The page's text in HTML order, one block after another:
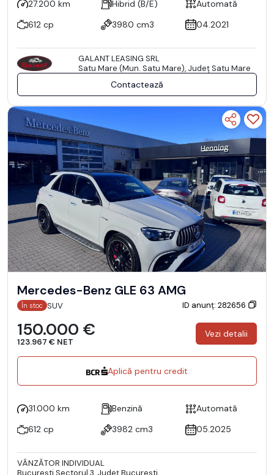
27.200 km Hibrid (B/E)
Automată
612 cp
3980 cm3 04.2021
GALANT LEASING SRL
Satu Mare (Mun. Satu Mare), Județ Satu Mare
Contactează
Mercedes-Benz GLE 63 AMG
În stoc SUV ID anunț: 282656
150.000 €
123.967 € NET
Vezi detalii
Aplică pentru credit
31.000 km Benzină
Automată
612 cp
3982 cm3 05.2025
VÂNZĂTOR INDIVIDUAL